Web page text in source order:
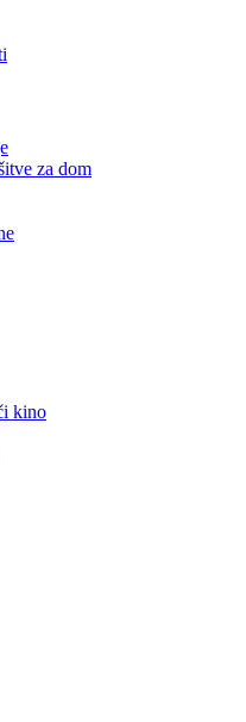
za dom
kino